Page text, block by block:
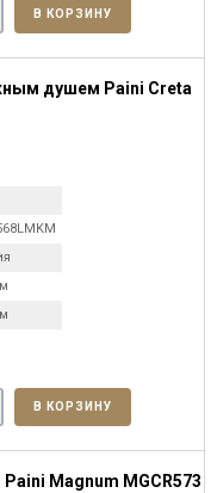
В КОРЗИНУ
душем Paini Creta
В КОРЗИНУ
Magnum MGCR573